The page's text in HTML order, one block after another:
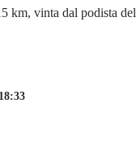
km, vinta dal podista